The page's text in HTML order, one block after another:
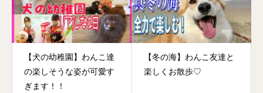
【犬の幼稚園】わんこ達
の楽しそうな姿が可愛す
ぎます！！
【冬の海】わんこ友達と
楽しくお散歩♡